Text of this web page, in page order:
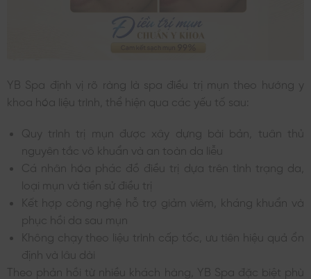
YB Spa định vị rõ ràng là spa điều trị mụn theo hướng y
khoa hóa liệu trình, thể hiện qua các yếu tố sau:
Quy trình trị mụn được xây dựng bài bản, tuân thủ
nguyên tắc vô khuẩn và an toàn da liễu
Cá nhân hóa phác đồ điều trị dựa trên tình trạng da,
loại mụn và tiền sử điều trị
Kết hợp công nghệ hỗ trợ giảm viêm, kháng khuẩn và
phục hồi da sau mụn
Không chạy theo liệu trình cấp tốc, ưu tiên hiệu quả ổn
định và lâu dài
Theo phản hồi từ nhiều khách hàng, YB Spa đặc biệt phù